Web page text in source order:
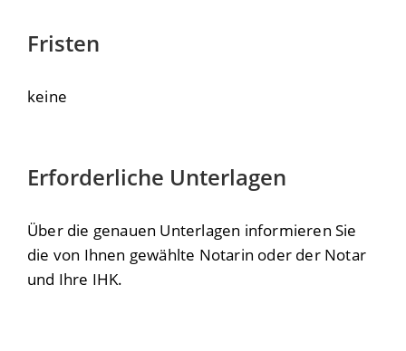
Fristen
keine
Erforderliche Unterlagen
Über die genauen Unterlagen informieren Sie
die von Ihnen gewählte Notarin oder der Notar
und Ihre IHK.